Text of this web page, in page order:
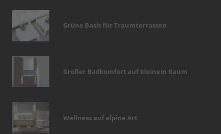
Grüne Basis für Traumterrassen
Großer Badkomfort auf kleinem Raum
Wellness auf alpine Art